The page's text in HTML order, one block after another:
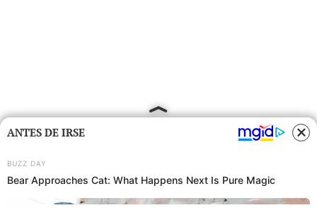
ANTES DE IRSE